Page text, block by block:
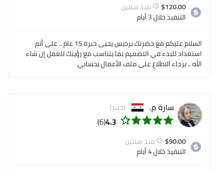
$120.00
منذ سنتين
التنفيذخلال 3 أيام
السلام عليكم مع حضرتك برديس يحيى خبرة 15 عام .. على أتم
استعداد للبدء في التصميم بما يتناسب مع رؤيتك للعمل إن شاء
الله .. برجاء الاطلاع على ملف الأعمال بحسابي
سارة م. (خبير)
4.3
(6)
$90.00
منذ سنتين
التنفيذخلال 4 أيام